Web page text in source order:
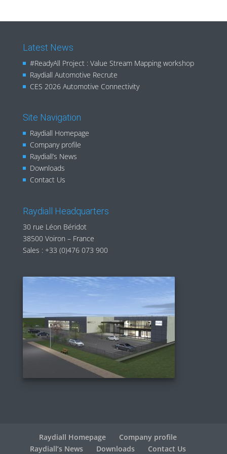
Latest News
#ReadyAll Project : Value Stream Mapping workshop
Raydiall Automotive Recrute
CES 2026 Automotive Connectivity
Site Navigation
Raydiall Homepage
Company profile
Raydiall’s News
Downloads
Contact Us
Raydiall Headquarters
30 rue Léon Béridot
38500 Voiron – France
Sales : +33 (0)476 073 900
Raydiall Homepage
Company profile
Raydiall’s News
Downloads Contact Us